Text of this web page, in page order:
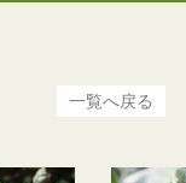
一覧へ戻る